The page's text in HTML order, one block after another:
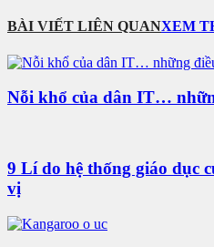
BÀI VIẾT LIÊN QUANXEM
Nỗi khổ của dân IT…
9 Lí do hệ thống giáo dục
vị